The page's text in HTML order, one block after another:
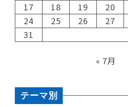
17
18 19 20
24
25 26 27
31
« 7月
テーマ別